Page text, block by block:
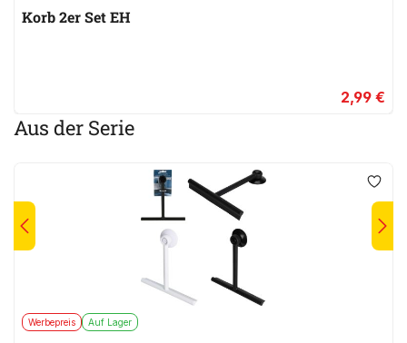
Korb 2er Set EH
2,99 €
Aus der Serie
Werbepreis Auf Lager